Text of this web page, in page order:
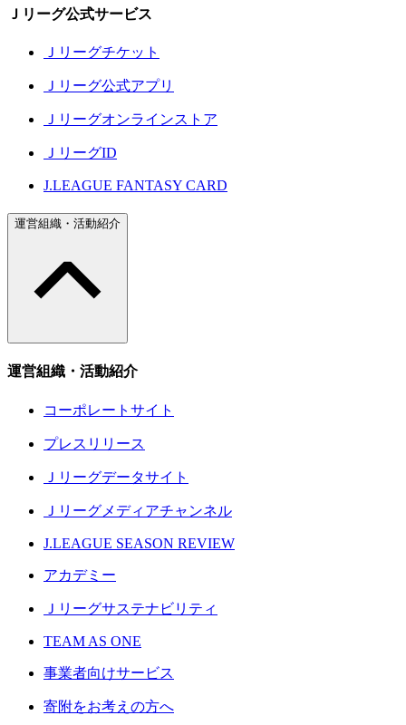
Ｊリーグ公式サービス
Ｊリーグチケット
Ｊリーグ公式アプリ
Ｊリーグオンラインストア
ＪリーグID
J.LEAGUE FANTASY CARD
運営組織・活動紹介
運営組織・活動紹介
コーポレートサイト
プレスリリース
Ｊリーグデータサイト
Ｊリーグメディアチャンネル
J.LEAGUE SEASON REVIEW
アカデミー
Ｊリーグサステナビリティ
TEAM AS ONE
事業者向けサービス
寄附をお考えの方へ